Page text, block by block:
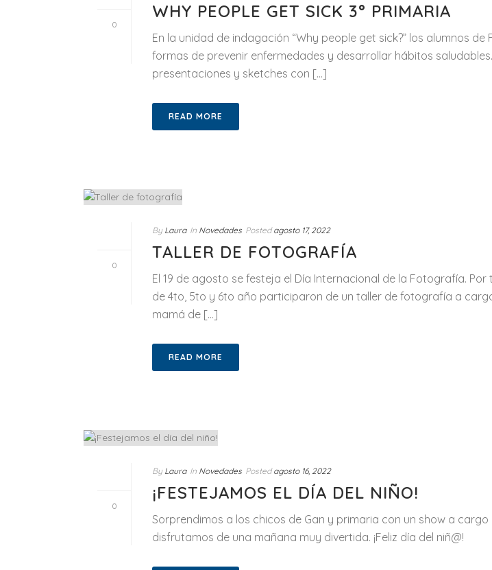
0
WHY PEOPLE GET SICK 3° PRIMARIA
En la unidad de indagación “Why people get sick?” los alumnos de
formas de prevenir enfermedades y desarrollar hábitos
presentaciones y sketches con [...]
READ MORE
0
By Laura In Novedades Posted agosto 17, 2022
TALLER DE FOTOGRAFÍA
El 19 de agosto se festeja el Día Internacional de la Fotografía. Por
de 4to, 5to y 6to año participaron de un taller de fotografía a
mamá de [...]
READ MORE
0
By Laura In Novedades Posted agosto 16, 2022
¡FESTEJAMOS EL DÍA DEL NIÑO!
Sorprendimos a los chicos de Gan y primaria con un show a
disfrutamos de una mañana muy divertida. ¡Feliz día del niñ@!